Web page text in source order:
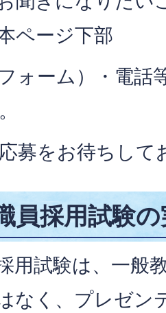
ページ下部
ォーム）・電話
募をお待ちして
員採用試験
用試験は、一般
なく、プレゼン